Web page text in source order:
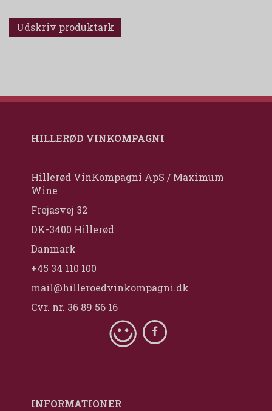
Udskriv produktark
HILLERØD VINKOMPAGNI
Hillerød VinKompagni ApS / Maximum
Wine
Frejasvej 32
DK-3400 Hillerød
Danmark
+45 34 110 100
mail@hilleroedvinkompagni.dk
Cvr. nr. 36 89 56 16
INFORMATIONER